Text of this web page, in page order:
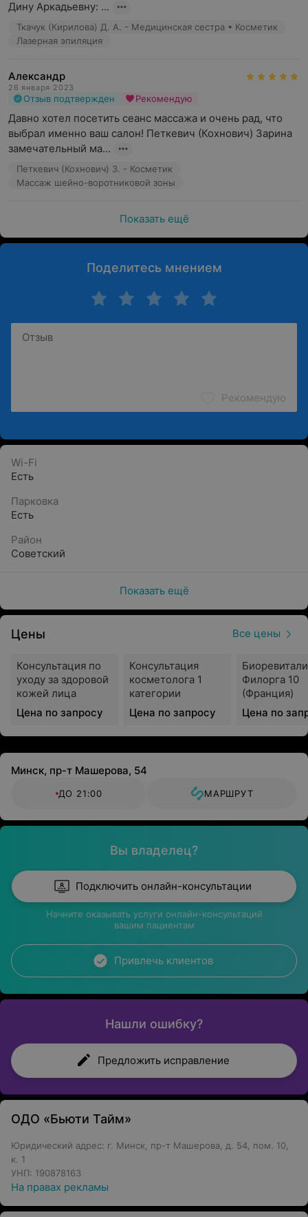
Дину Аркадьевну: ...
Ткачук (Кирилова) Д. А. - Медицинская сестра • Косметик
Лазерная эпиляция
Александр
26 января 2023
Отзыв подтвержден Рекомендую
Давно хотел посетить сеанс массажа и очень рад, что
выбрал именно ваш салон! Петкевич (Кохнович) Зарина
замечательный ма...
Петкевич (Кохнович) З. - Косметик
Массаж шейно-воротниковой зоны
Показать ещё
Поделитесь мнением
Рекомендую
Wi-Fi
Есть
Парковка
Есть
Район
Советский
Показать ещё
Цены Все цены
Консультация по
уходу за здоровой
кожей лица
Цена по запросу
Консультация
косметолога 1
категории
Цена по запросу
Филорга 10
(Франция)
Цена по
Минск, пр-т Машерова, 54
ДО 21:00 МАРШРУТ
Вы владелец?
Подключить онлайн-консультации
Начните оказывать услуги онлайн-консультаций
вашим пациентам
Привлечь клиентов
Нашли ошибку?
Предложить исправление
ОДО «Бьюти Тайм»
Юридический адрес: г. Минск, пр-т Машерова, д. 54, пом. 10,
к. 1
УНП: 190878163
На правах рекламы